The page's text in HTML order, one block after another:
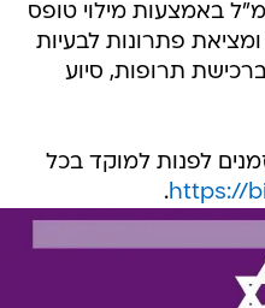
באמצעות מילוי טופס
פתרונות לבעיות
תרופות, סיוע
לפנות למוקד בכל
https://
.